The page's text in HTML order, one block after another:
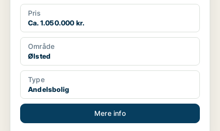
Pris
Ca. 1.050.000 kr.
Område
Ølsted
Type
Andelsbolig
Mere info